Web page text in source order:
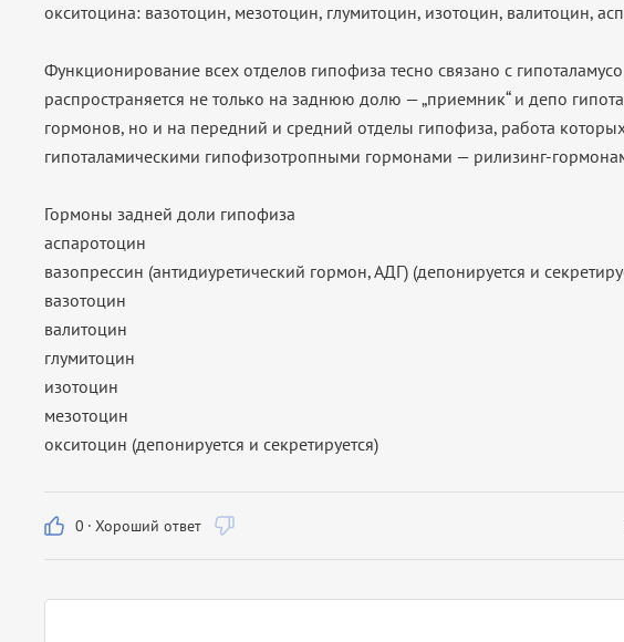
окситоцина: вазотоцин, мезотоцин, глумитоцин, изотоцин, валитоцин,
Функционирование всех отделов гипофиза тесно связано с
распространяется не только на заднюю долю — „приемник“ и депо
гормонов, но и на передний и средний отделы гипофиза, работа
гипоталамическими гипофизотропными гормонами — рилизинг-
Гормоны задней доли гипофиза
аспаротоцин
вазопрессин (антидиуретический гормон, АДГ) (депонируется и
вазотоцин
валитоцин
глумитоцин
изотоцин
мезотоцин
окситоцин (депонируется и секретируется)
0 · Хороший ответ